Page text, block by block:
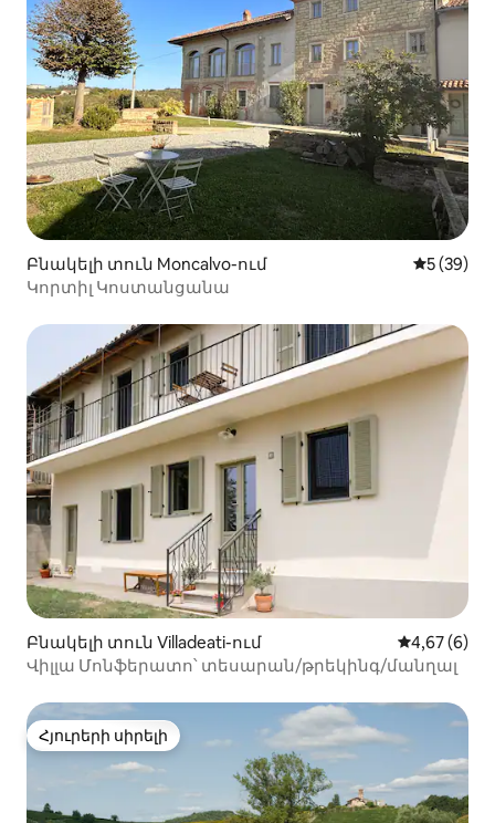
Բնակելի տուն Moncalvo-ում Միջին
5 (39)
Կորտիլ Կոստանցանա
Բնակելի տուն Villadeati-ում Միջին
4,67 (6)
Վիլլա Մոնֆերատո՝ տեսարան/թրեկինգ/մանղալ
Հյուրերի սիրելի
Հյուրերի սիրելի